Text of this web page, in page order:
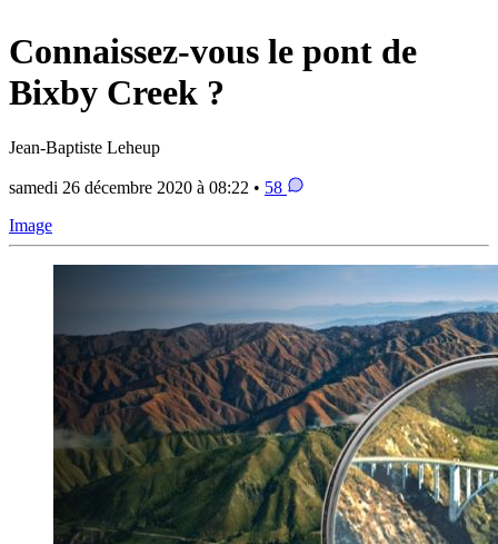
Connaissez-vous le pont de
Bixby Creek ?
Jean-Baptiste Leheup
samedi 26 décembre 2020 à 08:22 • 58
Image